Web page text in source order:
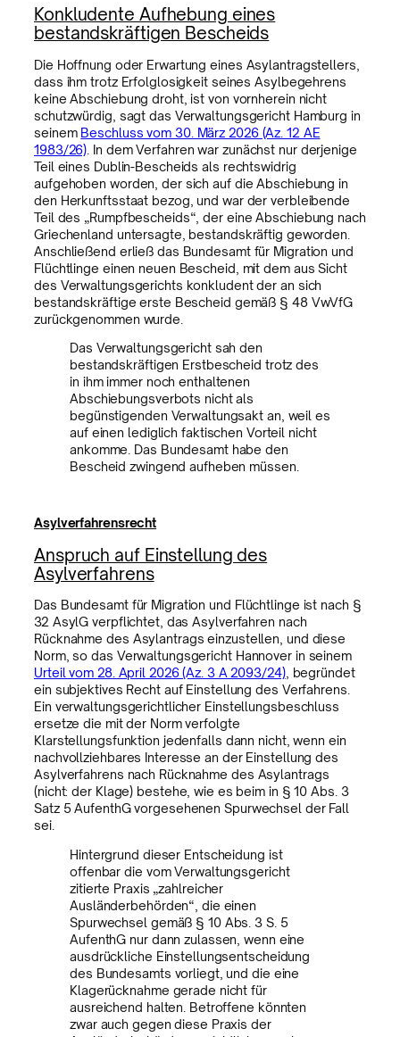
Konkludente Aufhebung eines
bestandskräftigen Bescheids
Die Hoffnung oder Erwartung eines Asylantragstellers,
dass ihm trotz Erfolglosigkeit seines Asylbegehrens
keine Abschiebung droht, ist von vornherein nicht
schutzwürdig, sagt das Verwaltungsgericht Hamburg in
seinem Beschluss vom 30. März 2026 (Az. 12 AE
1983/26) . In dem Verfahren war zunächst nur derjenige
Teil eines Dublin-Bescheids als rechtswidrig
aufgehoben worden, der sich auf die Abschiebung in
den Herkunftsstaat bezog, und war der verbleibende
Teil des „Rumpfbescheids“, der eine Abschiebung nach
Griechenland untersagte, bestandskräftig geworden.
Anschließend erließ das Bundesamt für Migration und
Flüchtlinge einen neuen Bescheid, mit dem aus Sicht
des Verwaltungsgerichts konkludent der an sich
bestandskräftige erste Bescheid gemäß § 48 VwVfG
zurückgenommen wurde.
Das Verwaltungsgericht sah den
bestandskräftigen Erstbescheid trotz des
in ihm immer noch enthaltenen
Abschiebungsverbots nicht als
begünstigenden Verwaltungsakt an, weil es
auf einen lediglich faktischen Vorteil nicht
ankomme. Das Bundesamt habe den
Bescheid zwingend aufheben müssen.
Asylverfahrensrecht
Anspruch auf Einstellung des
Asylverfahrens
Das Bundesamt für Migration und Flüchtlinge ist nach §
32 AsylG verpflichtet, das Asylverfahren nach
Rücknahme des Asylantrags einzustellen, und diese
Norm, so das Verwaltungsgericht Hannover in seinem
Urteil vom 28. April 2026 (Az. 3 A 2093/24), begründet
ein subjektives Recht auf Einstellung des Verfahrens.
Ein verwaltungsgerichtlicher Einstellungsbeschluss
ersetze die mit der Norm verfolgte
Klarstellungsfunktion jedenfalls dann nicht, wenn ein
nachvollziehbares Interesse an der Einstellung des
Asylverfahrens nach Rücknahme des Asylantrags
(nicht: der Klage) bestehe, wie es beim in § 10 Abs. 3
Satz 5 AufenthG vorgesehenen Spurwechsel der Fall
sei.
Hintergrund dieser Entscheidung ist
offenbar die vom Verwaltungsgericht
zitierte Praxis „zahlreicher
Ausländerbehörden“, die einen
Spurwechsel gemäß § 10 Abs. 3 S. 5
AufenthG nur dann zulassen, wenn eine
ausdrückliche Einstellungsentscheidung
des Bundesamts vorliegt, und die eine
Klagerücknahme gerade nicht für
ausreichend halten. Betroffene könnten
zwar auch gegen diese Praxis der